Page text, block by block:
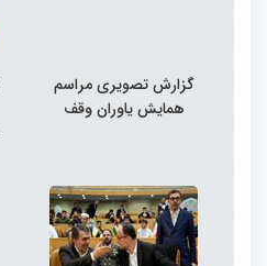
گزارش تصویری مراسم
همایش یاوران وقف